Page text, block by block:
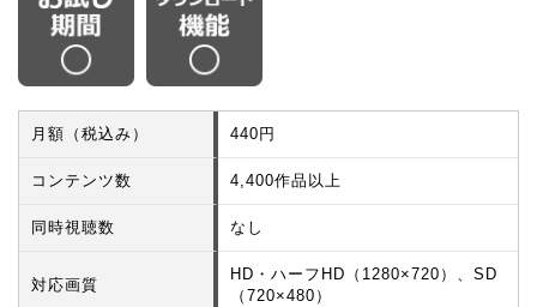
月額（税込み） 440円
コンテンツ数 4,400作品以上
同時視聴数 なし
対応画質
HD・ハーフHD（1280×720）、SD
（720×480）